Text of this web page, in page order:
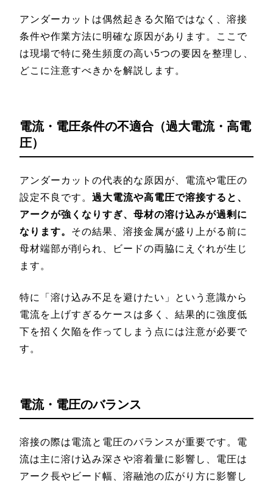
アンダーカットは偶然起きる欠陥ではなく、溶接
条件や作業方法に明確な原因があります。ここで
は現場で特に発生頻度の高い5つの要因を整理し、
どこに注意すべきかを解説します。
電流・電圧条件の不適合（過大電流・高電
圧）
アンダーカットの代表的な原因が、電流や電圧の
設定不良です。 過大電流や高電圧で溶接すると、
アークが強くなりすぎ、母材の溶け込みが過剰に
なります。 その結果、溶接金属が盛り上がる前に
母材端部が削られ、ビードの両脇にえぐれが生じ
ます。
特に「溶け込み不足を避けたい」という意識から
電流を上げすぎるケースは多く、結果的に強度低
下を招く欠陥を作ってしまう点には注意が必要で
す。
電流・電圧のバランス
溶接の際は電流と電圧のバランスが重要です。電
流は主に溶け込み深さや溶着量に影響し、電圧は
アーク長やビード幅、溶融池の広がり方に影響し